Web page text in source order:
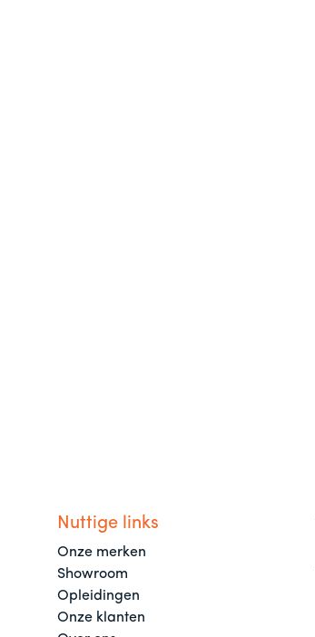
Nuttige links
Onze merken
Showroom
Opleidingen
Onze klanten